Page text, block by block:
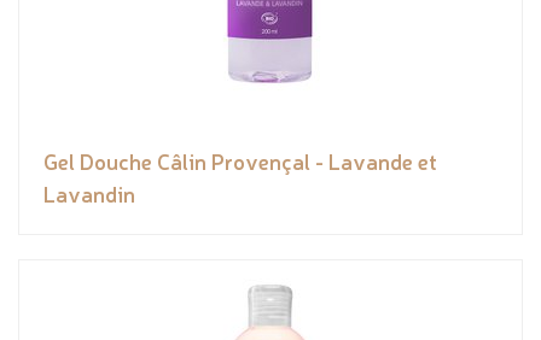
Gel Douche Câlin Provençal - Lavande et
Lavandin